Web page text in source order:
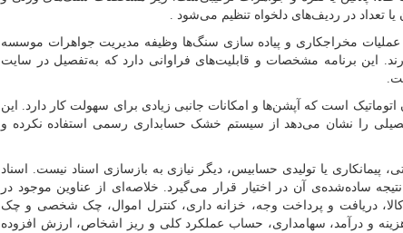
تعداد در ردیف‌های دلخواه تنظیم می‌شود .
عملیات مخراجکاری و پیاده سازی سنگ‌ها وظیفه مدیریت جواهرات موسسه
این برنامه مشخصات و قابلیت‌های فراوانی دارد که به‌تفصیل در سایت
است که آپشن‌ها و امکانات جانبی زیادی برای سهولت کار دارد. این
را نشان می‌دهد از سیستم خشک حسابداری رسمی استفاده نکرده و
پیمانکاری یا تولیدی حسابیس، دیگر نیازی به بازسازی اسناد نیست. اسناد
ساده‌شده‌ی آن در اختیار قرار می‌گیرد. خلاصه‌ای از عناوین موجود در
دریافت و پرداخت وجه، خزانه داری، کنترل اموال، چک شخصی و چک
و درآمد، سهامداری، حساب عملکرد کلی و ریز اشخاص، ارزش افزوده